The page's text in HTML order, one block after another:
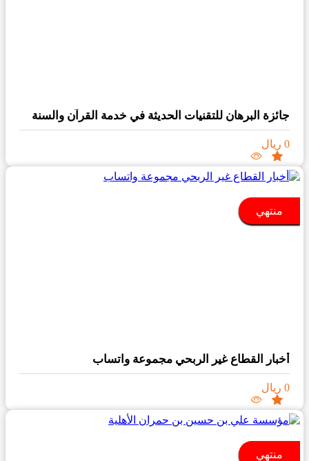
جائزة البرهان للتقنيات الحديثة في خدمة القرآن والسنة
0 ريال
منتهي
أخبار القطاع غير الربحي مجموعة واتساب
0 ريال
منتهي